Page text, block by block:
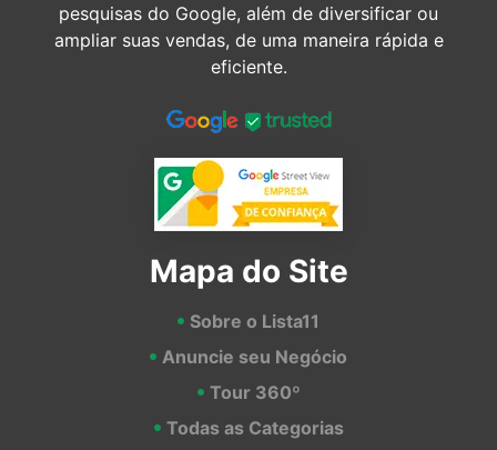
pesquisas do Google, além de diversificar ou
ampliar suas vendas, de uma maneira rápida e
eficiente.
Mapa do Site
Sobre o Lista11
Anuncie seu Negócio
Tour 360º
Todas as Categorias